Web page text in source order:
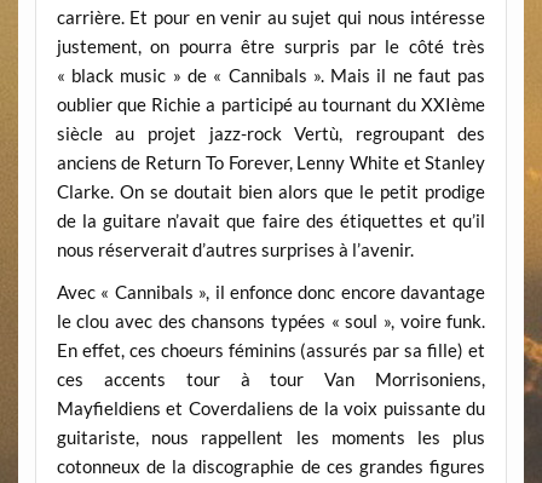
carrière. Et pour en venir au sujet qui nous intéresse
justement, on pourra être surpris par le côté très
« black music » de « Cannibals ». Mais il ne faut pas
oublier que Richie a participé au tournant du XXIème
siècle au projet jazz-rock Vertù, regroupant des
anciens de Return To Forever, Lenny White et Stanley
Clarke. On se doutait bien alors que le petit prodige
de la guitare n’avait que faire des étiquettes et qu’il
nous réserverait d’autres surprises à l’avenir.
Avec « Cannibals », il enfonce donc encore davantage
le clou avec des chansons typées « soul », voire funk.
En effet, ces choeurs féminins (assurés par sa fille) et
ces accents tour à tour Van Morrisoniens,
Mayfieldiens et Coverdaliens de la voix puissante du
guitariste, nous rappellent les moments les plus
cotonneux de la discographie de ces grandes figures